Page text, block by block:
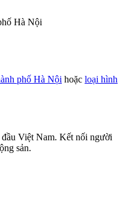
Hà Nội
phố Hà Nội hoặc loại hình
đầu Việt Nam. Kết nối người
sản.